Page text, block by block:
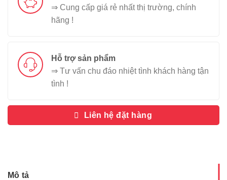
⇒ Cung cấp giá rẻ nhất thị trường, chính
hãng !
Hỗ trợ sản phẩm
⇒ Tư vấn chu đáo nhiệt tình khách hàng tận
tình !
Liên hệ đặt hàng
Mô tả